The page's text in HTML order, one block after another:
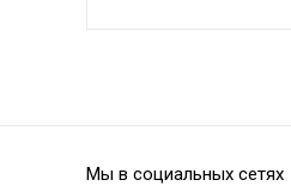
Мы в социальных сетях